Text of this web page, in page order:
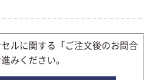
ルに関する「ご注文後のお問合
みください。